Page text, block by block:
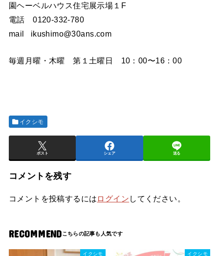
園ヘーベルハウス住宅展示場１F
電話 0120-332-780
mail ikushimo@30ans.com
毎週月曜・木曜 第１土曜日 10：00〜16：00
イクシモ
ポスト シェア 送る
コメントを残す
コメントを投稿するには ログイン してください。
RECOMMEND
イクシモ イクシモ